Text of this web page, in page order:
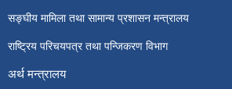
सङ्घीय मामिला तथा सामान्य प्रशासन मन्त्रालय
राष्ट्रिय परिचयपत्र तथा पन्जिकरण विभाग
अर्थ मन्त्रालय